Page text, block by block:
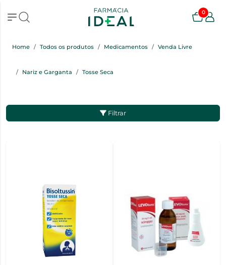
0
Home Todos os produtos Medicamentos Venda Livre
Nariz e Garganta Tosse Seca
Filtrar